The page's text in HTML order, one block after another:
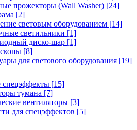
прожекторы (Wall Washer) [24]
[2]
световым оборудованием [14]
светильники [1]
диско-шар [1]
[8]
для светового оборудования [19]
спецэффекты [15]
тумана [7]
вентиляторы [3]
для спецэффектов [5]